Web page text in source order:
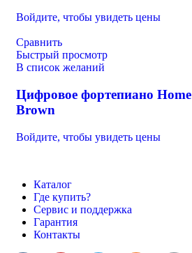
Войдите, чтобы увидеть цены
Сравнить
Быстрый просмотр
В список желаний
Цифровое фортепиано
Brown
Войдите, чтобы увидеть цены
Каталог
Где купить?
Сервис и поддержка
Гарантия
Контакты